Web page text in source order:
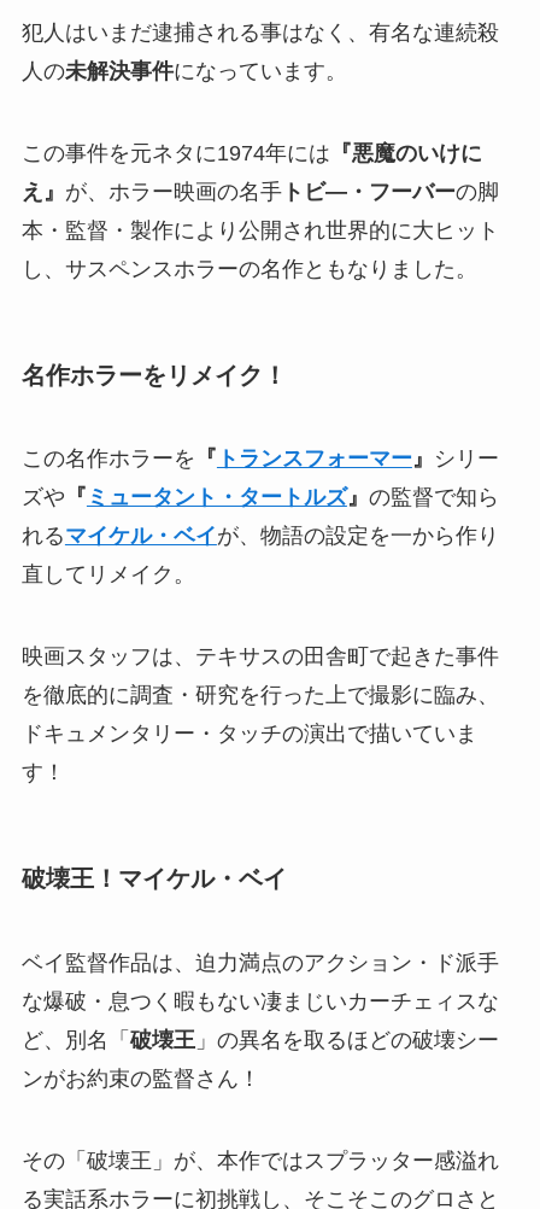
犯人はいまだ逮捕される事はなく、有名な連続殺
人の未解決事件になっています。
この事件を元ネタに1974年には 『悪魔のいけに
え』 が、ホラー映画の名手トビ―・フーバーの脚
本・監督・製作により公開され世界的に大ヒット
し、サスペンスホラーの名作ともなりました。
名作ホラーをリメイク！
この名作ホラーを 『 トランスフォーマー』 シリー
ズや 『 ミュータント・タートルズ』 の監督で知ら
れるマイケル・ベイが、物語の設定を一から作り
直してリメイク。
映画スタッフは、テキサスの田舎町で起きた事件
を徹底的に調査・研究を行った上で撮影に臨み、
ドキュメンタリー・タッチの演出で描いていま
す！
破壊王！マイケル・ベイ
ベイ監督作品は、迫力満点のアクション・ド派手
な爆破・息つく暇もない凄まじいカーチェィスな
ど、別名「 破壊王 」の異名を取るほどの破壊シー
ンがお約束の監督さん！
その「破壊王」が、本作ではスプラッター感溢れ
る実話系ホラーに初挑戦し、そこそこのグロさと